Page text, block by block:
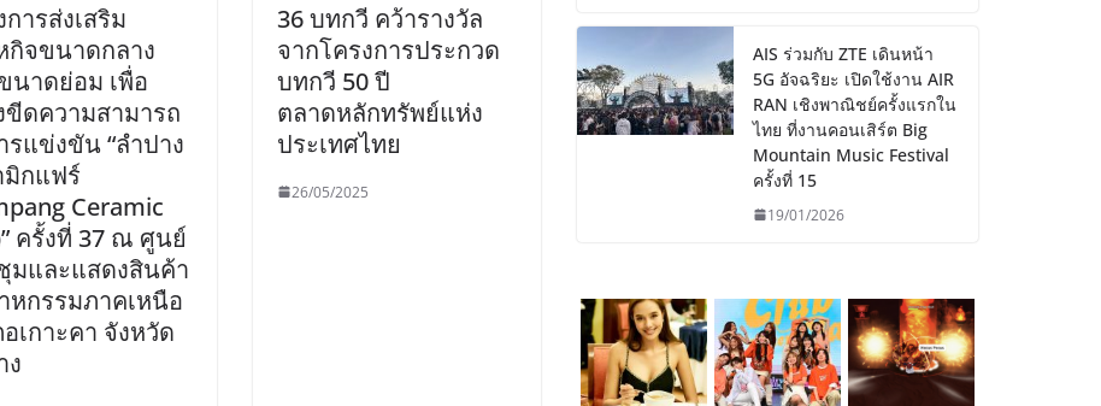
ารส่งเสริม
กิจขนาดกลาง
นาดย่อม เพื่อ
ขีดความสามารถ
รแข่งขัน “ลำปาง
มิกแฟร์
Ceramic
ครั้งที่ 37 ณ ศูนย์
มและแสดงสินค้า
หกรรมภาคเหนือ
อเกาะคา จังหวัด
ง
36 บทกวี คว้ารางวัล
จากโครงการประกวด
บทกวี 50 ปี
ตลาดหลักทรัพย์แห่ง
ประเทศไทย
26/05/2025
AIS ร่วมกับ ZTE เดินหน้า
5G อัจฉริยะ เปิดใช้งาน AIR
RAN เชิงพาณิชย์ครั้งแรกใน
ไทย ที่งานคอนเสิร์ต Big
Mountain Music Festival
ครั้งที่ 15
19/01/2026